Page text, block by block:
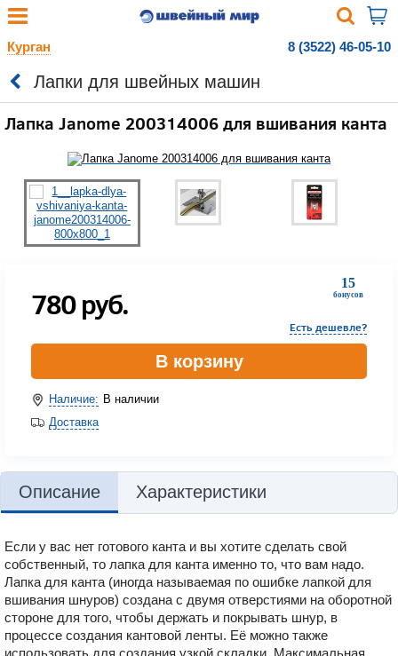
Курган 8 (3522) 46-05-10
Лапки для швейных машин
Лапка Janome 200314006 для вшивания канта
15
бонусов
780руб.
Есть дешевле?
В корзину
Наличие: В наличии
Доставка
Описание Характеристики
Если у вас нет готового канта и вы хотите сделать свой
собственный, то лапка для канта именно то, что вам надо.
Лапка для канта (иногда называемая по ошибке лапкой для
вшивания шнуров) создана с двумя отверстиями на оборотной
стороне для того, чтобы держать и покрывать шнур, в
процессе создания кантовой ленты. Её можно также
использовать для создания узкой складки. Максимальная